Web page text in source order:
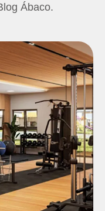
Ábaco.